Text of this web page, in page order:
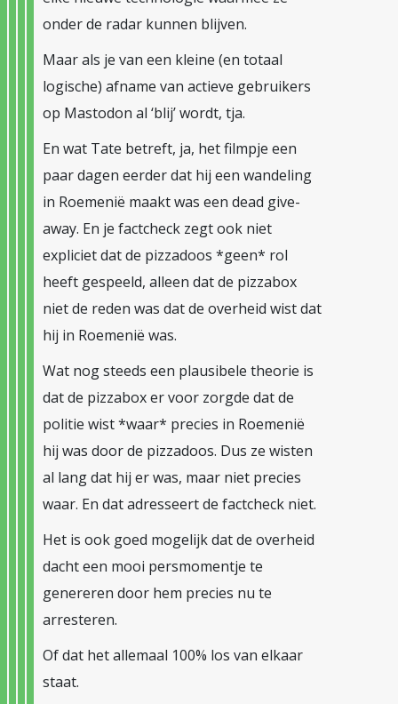
onder de radar kunnen blijven.
Maar als je van een kleine (en totaal
logische) afname van actieve gebruikers
op Mastodon al ‘blij’ wordt, tja.
En wat Tate betreft, ja, het filmpje een
paar dagen eerder dat hij een wandeling
in Roemenië maakt was een dead give-
away. En je factcheck zegt ook niet
expliciet dat de pizzadoos *geen* rol
heeft gespeeld, alleen dat de pizzabox
niet de reden was dat de overheid wist dat
hij in Roemenië was.
Wat nog steeds een plausibele theorie is
dat de pizzabox er voor zorgde dat de
politie wist *waar* precies in Roemenië
hij was door de pizzadoos. Dus ze wisten
al lang dat hij er was, maar niet precies
waar. En dat adresseert de factcheck niet.
Het is ook goed mogelijk dat de overheid
dacht een mooi persmomentje te
genereren door hem precies nu te
arresteren.
Of dat het allemaal 100% los van elkaar
staat.